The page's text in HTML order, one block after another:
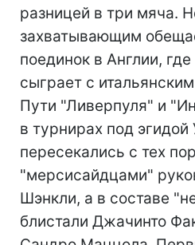
разницей в три мяча.
захватывающим
поединок в Англии,
сыграет с
Пути "Ливерпуля" и
в турнирах под
пересекались с тех
"мерсисайдцами"
Шэнкли, а в составе
блистали Джачинто